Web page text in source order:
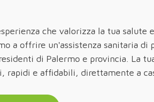
che valorizza la tua salute
a offrire un'assistenza sanitaria di
di Palermo e provincia. La
e affidabili, direttamente a